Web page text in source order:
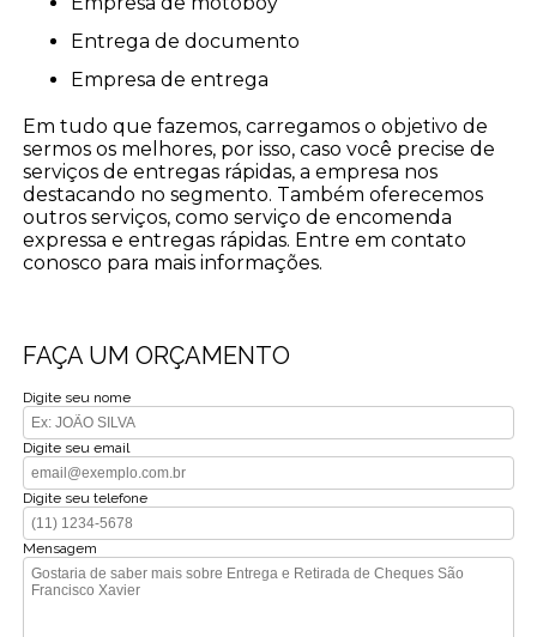
entrega de documento
empresa de entrega
Em tudo que fazemos, carregamos o objetivo de
sermos os melhores, por isso, caso você precise de
serviços de entregas rápidas, a empresa nos
destacando no segmento. Também oferecemos
outros serviços, como serviço de encomenda
expressa e entregas rápidas. Entre em contato
conosco para mais informações.
FAÇA UM ORÇAMENTO
Digite seu nome
Digite seu email
Digite seu telefone
Mensagem